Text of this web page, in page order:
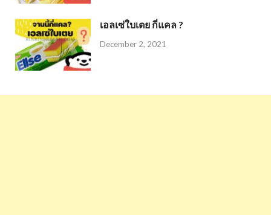
เอลเซ่ใบเตย กี่แคล ?
December 2, 2021